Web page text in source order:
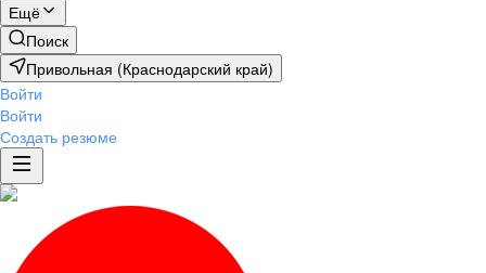
Ещё
Поиск
Привольная (Краснодарский край)
Войти
Войти
Создать резюме